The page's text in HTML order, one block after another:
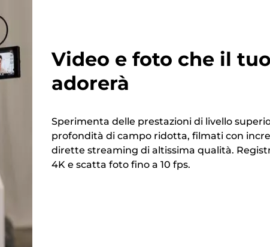
Video e foto che il
adorerà
Sperimenta delle prestazioni di livello
profondità di campo ridotta, filmati con
dirette streaming di altissima qualità.
4K e scatta foto fino a 10 fps.